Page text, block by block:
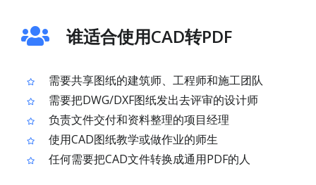
谁适合使用CAD转PDF
需要共享图纸的建筑师、工程师和施工团队
需要把DWG/DXF图纸发出去评审的设计师
负责文件交付和资料整理的项目经理
使用CAD图纸教学或做作业的师生
任何需要把CAD文件转换成通用PDF的人